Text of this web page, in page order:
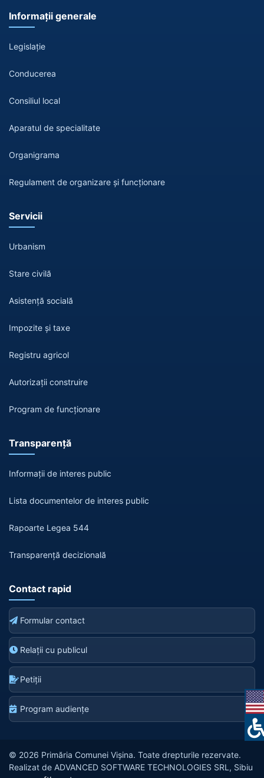
Informații generale
Legislație
Conducerea
Consiliul local
Aparatul de specialitate
Organigrama
Regulament de organizare și funcționare
Servicii
Urbanism
Stare civilă
Asistență socială
Impozite și taxe
Registru agricol
Autorizații construire
Program de funcționare
Transparență
Informații de interes public
Lista documentelor de interes public
Rapoarte Legea 544
Transparență decizională
Contact rapid
Formular contact
Relații cu publicul
Petiții
Program audiențe
© 2026 Primăria Comunei Vișina. Toate drepturile rezervate.
Realizat de ADVANCED SOFTWARE TECHNOLOGIES SRL, Sibiu